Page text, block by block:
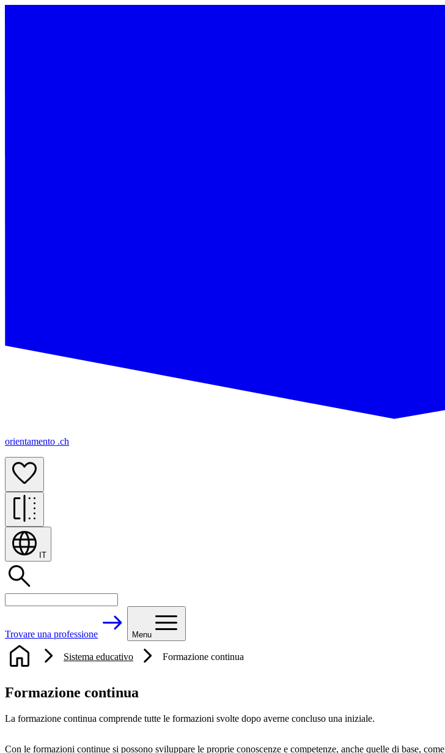
orientamento .ch
IT
Trovare una professione Menu
Sistema educativo Formazione continua
Formazione continua
La formazione continua comprende tutte le formazioni svolte dopo averne concluso una iniziale.
Con le formazioni continue si possono sviluppare le proprie conoscenze e competenze, anche quelle di base,